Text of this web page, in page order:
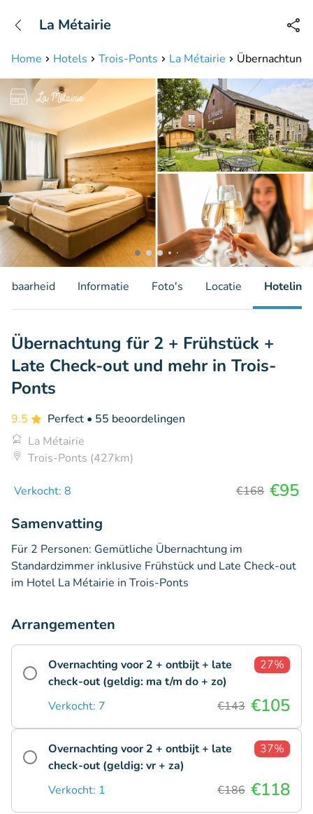
Bereikbaar tot 23:00 uur
Home Hotels Trois-Ponts La Métairie
La Métairie
Informatie Foto's Locatie Hotelinfo
Übernachtung für 2 + Frühstück +
Late Check-out und mehr in Trois-
Ponts
9.5 Perfect • 55 beoordelingen
La Métairie
Trois-Ponts (427km)
Verkocht: 8 €168 €95
Samenvatting
Für 2 Personen: Gemütliche Übernachtung im
Standardzimmer inklusive Frühstück und Late Check-out
im Hotel La Métairie in Trois-Ponts
Arrangementen
Overnachting voor 2 + ontbijt + late
check-out (geldig: ma t/m do + zo)
27%
Verkocht: 7 €143 €105
Overnachting voor 2 + ontbijt + late
check-out (geldig: vr + za)
37%
Verkocht: 1 €186 €118